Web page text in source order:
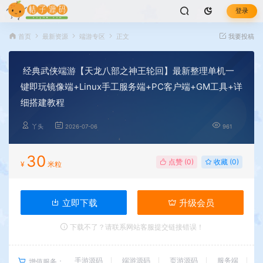
登录
首页 最新资源 端游专区 正文 我要投稿
经典武侠端游【天龙八部之神王轮回】最新整理单机一
键即玩镜像端+Linux手工服务端+PC客户端+GM工具+详
细搭建教程
丫头 2026-07-06 961
¥ 30 米粒 点赞 (0) 收藏 (0)
立即下载 升级会员
下载不了？请联系网站客服提交链接错误！
手游源码 端游源码 页游源码 服务端